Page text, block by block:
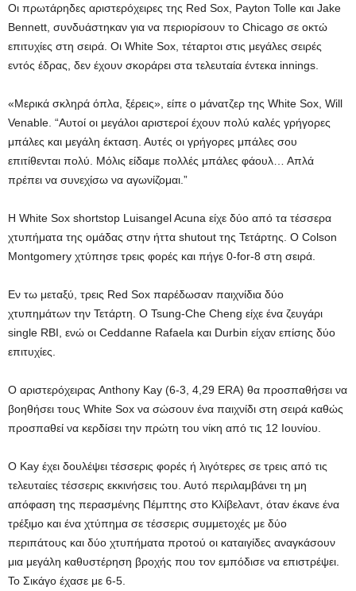
Οι πρωτάρηδες αριστερόχειρες της Red Sox, Payton Tolle και Jake
Bennett, συνδυάστηκαν για να περιορίσουν το Chicago σε οκτώ
επιτυχίες στη σειρά. Οι White Sox, τέταρτοι στις μεγάλες σειρές
εντός έδρας, δεν έχουν σκοράρει στα τελευταία έντεκα innings.
«Μερικά σκληρά όπλα, ξέρεις», είπε ο μάνατζερ της White Sox, Will
Venable. “Αυτοί οι μεγάλοι αριστεροί έχουν πολύ καλές γρήγορες
μπάλες και μεγάλη έκταση. Αυτές οι γρήγορες μπάλες σου
επιτίθενται πολύ. Μόλις είδαμε πολλές μπάλες φάουλ… Απλά
πρέπει να συνεχίσω να αγωνίζομαι.”
Η White Sox shortstop Luisangel Acuna είχε δύο από τα τέσσερα
χτυπήματα της ομάδας στην ήττα shutout της Τετάρτης. Ο Colson
Montgomery χτύπησε τρεις φορές και πήγε 0-for-8 στη σειρά.
Εν τω μεταξύ, τρεις Red Sox παρέδωσαν παιχνίδια δύο
χτυπημάτων την Τετάρτη. Ο Tsung-Che Cheng είχε ένα ζευγάρι
single RBI, ενώ οι Ceddanne Rafaela και Durbin είχαν επίσης δύο
επιτυχίες.
Ο αριστερόχειρας Anthony Kay (6-3, 4,29 ERA) θα προσπαθήσει να
βοηθήσει τους White Sox να σώσουν ένα παιχνίδι στη σειρά καθώς
προσπαθεί να κερδίσει την πρώτη του νίκη από τις 12 Ιουνίου.
Ο Kay έχει δουλέψει τέσσερις φορές ή λιγότερες σε τρεις από τις
τελευταίες τέσσερις εκκινήσεις του. Αυτό περιλαμβάνει τη μη
απόφαση της περασμένης Πέμπτης στο Κλίβελαντ, όταν έκανε ένα
τρέξιμο και ένα χτύπημα σε τέσσερις συμμετοχές με δύο
περιπάτους και δύο χτυπήματα προτού οι καταιγίδες αναγκάσουν
μια μεγάλη καθυστέρηση βροχής που τον εμπόδισε να επιστρέψει.
Το Σικάγο έχασε με 6-5.